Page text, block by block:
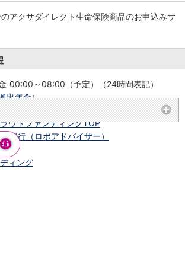
出年金）
ウドファンディングTOP
銀行（ロボアドバイザー）
ィング
アクサダイレクト生命保険商品のお申込みサ
00:00～08:00（予定）（24時間表記）